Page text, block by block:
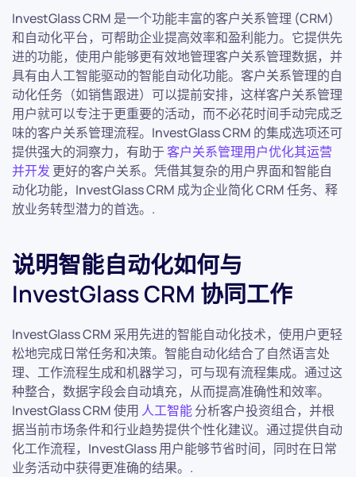
InvestGlass CRM 是一个功能丰富的客户关系管理 (CRM)
和自动化平台，可帮助企业提高效率和盈利能力。它提供先
进的功能，使用户能够更有效地管理客户关系管理数据，并
具有由人工智能驱动的智能自动化功能。客户关系管理的自
动化任务（如销售跟进）可以提前安排，这样客户关系管理
用户就可以专注于更重要的活动，而不必花时间手动完成乏
味的客户关系管理流程。InvestGlass CRM 的集成选项还可
提供强大的洞察力，有助于 客户关系管理用户优化其运营
并开发 更好的客户关系。凭借其复杂的用户界面和智能自
动化功能，InvestGlass CRM 成为企业简化 CRM 任务、释
放业务转型潜力的首选。.
说明智能自动化如何与
InvestGlass CRM 协同工作
InvestGlass CRM 采用先进的智能自动化技术，使用户更轻
松地完成日常任务和决策。智能自动化结合了自然语言处
理、工作流程生成和机器学习，可与现有流程集成。通过这
种整合，数据字段会自动填充，从而提高准确性和效率。
InvestGlass CRM 使用 人工智能分析客户投资组合，并根
据当前市场条件和行业趋势提供个性化建议。通过提供自动
化工作流程，InvestGlass 用户能够节省时间，同时在日常
业务活动中获得更准确的结果。.